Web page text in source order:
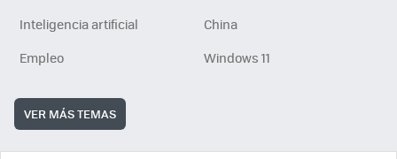
Inteligencia artificial
China
Empleo
Windows 11
VER MÁS TEMAS